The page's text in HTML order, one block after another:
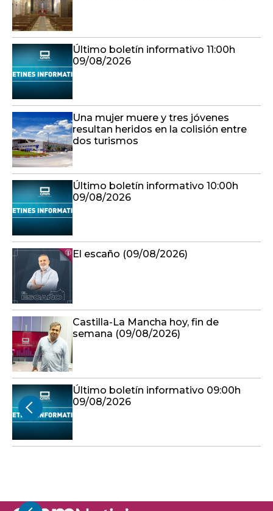
Último boletín informativo 11:00h
09/08/2026
Una mujer muere y tres jóvenes
resultan heridos en la colisión entre
dos turismos
Último boletín informativo 10:00h
09/08/2026
El escaño (09/08/2026)
Castilla-La Mancha hoy, fin de
semana (09/08/2026)
Último boletín informativo 09:00h
09/08/2026